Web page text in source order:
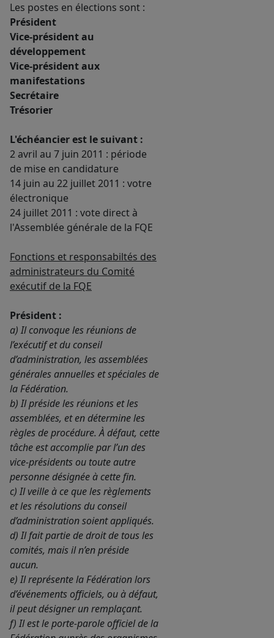
Les postes en élections sont :
Président
Vice-président au
développement
Vice-président aux
manifestations
Secrétaire
Trésorier
L'échéancier est le suivant :
2 avril au 7 juin 2011 : période
de mise en candidature
14 juin au 22 juillet 2011 : votre
électronique
24 juillet 2011 : vote direct à
l'Assemblée générale de la FQE
Fonctions et responsabiltés des
administrateurs du Comité
exécutif de la FQE
Président :
a) Il convoque les réunions de
l’exécutif et du conseil
d’administration, les assemblées
générales annuelles et spéciales de
la Fédération.
b) Il préside les réunions et les
assemblées, et en détermine les
règles de procédure. À défaut, cette
tâche est accomplie par l’un des
vice-présidents ou toute autre
personne désignée à cette fin.
c) Il veille à ce que les règlements
et les résolutions du conseil
d’administration soient appliqués.
d) Il fait partie de droit de tous les
comités, mais il n’en préside
aucun.
e) Il représente la Fédération lors
d’événements officiels, ou à défaut,
il peut désigner un remplaçant.
f) Il est le porte-parole officiel de la